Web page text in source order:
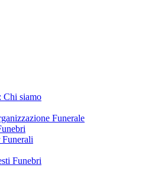
Chi siamo
Funerale
Funerali
Funebri